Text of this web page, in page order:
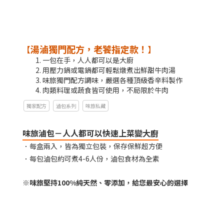
【湯滷獨門配方，老饕指定款！ 】
一包在手，人人都可以是大廚
用壓力鍋或電鍋都可輕鬆燉煮出鮮甜牛肉湯​
味旅獨門配方調味，嚴選各種頂級香辛料製作
肉類料理或蔬食皆可使用，不局限於牛肉
獨家配方 滷包系列 味旅私藏
味旅滷包－人人都可以快速上菜變大廚
．每盒兩入，皆為獨立包裝，保存保鮮超方便
．每包滷包約可煮4-6人份，滷包食材為全素
※味旅堅持100%純天然、零添加，給您最安心的選擇